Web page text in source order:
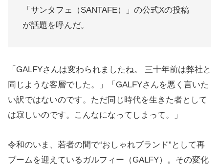
「サンタフェ（SANTAFE）」の公式Xの投稿
が話題を呼んだ。
「GALFYさんは変わられましたね。 三十年前は弊社と
同じような客層でした。」「GALFYさんを悪く言いた
い訳ではないのです。ただ同じ時代を生きた者として
は寂しいのです。こんなになってしまって。」
令和のいま、若者の間で“おしゃれブランド”として再
ブームを迎えているガルフィー（GALFY）。その変化